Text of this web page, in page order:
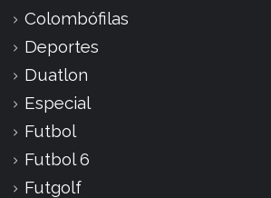
Colombófilas
Deportes
Duatlon
Especial
Futbol
Futbol 6
Futgolf